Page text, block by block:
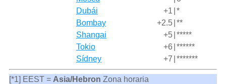
Dubái
+1 *
Bombay
+2.5 **
Shangai
+5 *****
Tokio
+6 ******
Sídney
+7 *******
[*1] EEST = Asia/Hebron Zona horaria